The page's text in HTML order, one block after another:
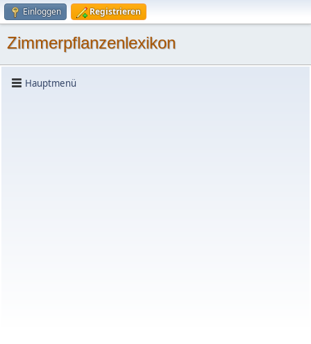
Einloggen Registrieren
Zimmerpflanzenlexikon
Hauptmenü